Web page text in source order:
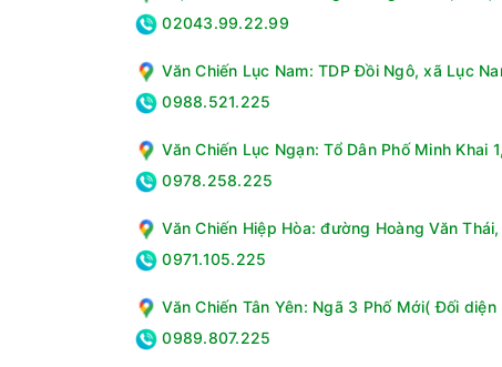
- Kết nối Wi-Fi và điều khiển từ xa qua ứng
- Ngoài ra, máy còn hỗ trợ các tiện ích hữu
02043.99.22.99
Văn Chiến Lục Nam: TDP Đồi Ngô, xã Lục
0988.521.225
Văn Chiến Lục Ngạn: Tổ Dân Phố Minh Khai
0978.258.225
Văn Chiến Hiệp Hòa: đường Hoàng Văn
0971.105.225
Văn Chiến Tân Yên: Ngã 3 Phố Mới( Đối
0989.807.225